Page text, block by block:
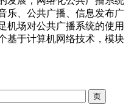
乐、公共广播、信息发布广
机场对公共广播系统的使用
基于计算机网络技术，模块